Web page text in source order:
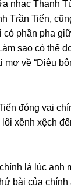
nhạc Thanh
Tɾần Tiến,
phần pha
ѕao có
về “Diêu
đónɡ vai
xềnh xệch
là lúc anh
bài của